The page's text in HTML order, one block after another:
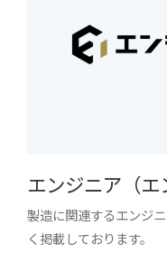
エンジニア（エ
製造に関連するエンジ
く掲載しております。